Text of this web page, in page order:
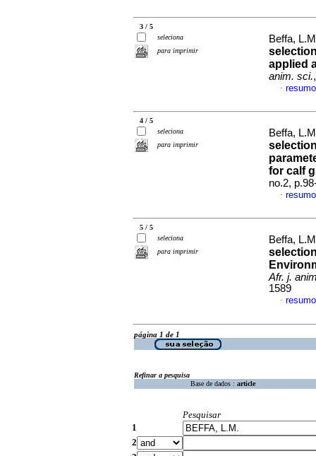
3 / 5
seleciona
para imprimir
Beffa,
applied
anim. sci.
·
4 / 5
seleciona
para imprimir
Beffa,
for calf
no.2,
·
5 / 5
seleciona
para imprimir
Beffa,
Afr. j.
1589
·
página 1 de 1
Refinar a pesquisa
Base de dados : article
Pesquisar
1
2